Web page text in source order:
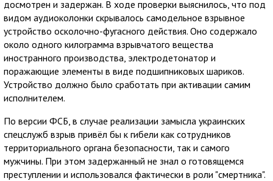
досмотрен и задержан. В ходе проверки выяснилось, что под
видом аудиоколонки скрывалось самодельное взрывное
устройство осколочно-фугасного действия. Оно содержало
около одного килограмма взрывчатого вещества
иностранного производства, электродетонатор и
поражающие элементы в виде подшипниковых шариков.
Устройство должно было сработать при активации самим
исполнителем.
По версии ФСБ, в случае реализации замысла украинских
спецслужб взрыв привёл бы к гибели как сотрудников
территориального органа безопасности, так и самого
мужчины. При этом задержанный не знал о готовящемся
преступлении и использовался фактически в роли "смертника".